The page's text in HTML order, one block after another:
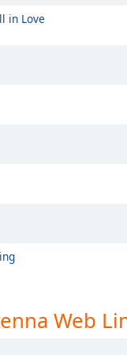
in Love
Web